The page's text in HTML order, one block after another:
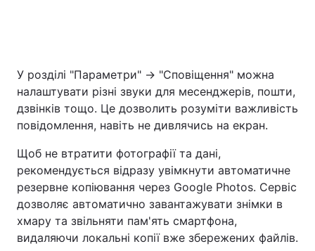
У розділі "Параметри" → "Сповіщення" можна
налаштувати різні звуки для месенджерів, пошти,
дзвінків тощо. Це дозволить розуміти важливість
повідомлення, навіть не дивлячись на екран.
Щоб не втратити фотографії та дані,
рекомендується відразу увімкнути автоматичне
резервне копіювання через Google Photos. Сервіс
дозволяє автоматично завантажувати знімки в
хмару та звільняти пам'ять смартфона,
видаляючи локальні копії вже збережених файлів.